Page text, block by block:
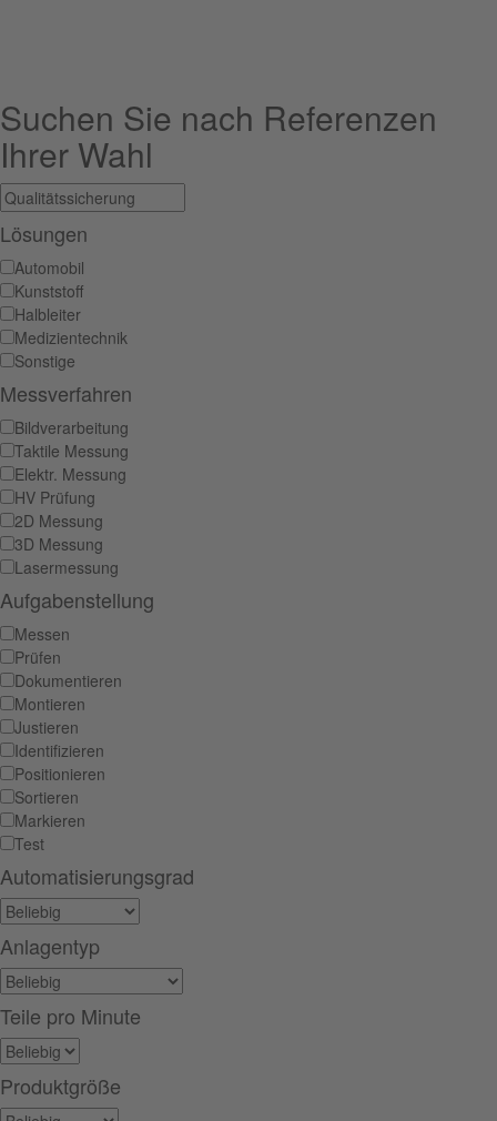
Suchen Sie nach Referenzen
Ihrer Wahl
Lösungen
Automobil
Kunststoff
Halbleiter
Medizientechnik
Sonstige
Messverfahren
Bildverarbeitung
Taktile Messung
Elektr. Messung
HV Prüfung
2D Messung
3D Messung
Lasermessung
Aufgabenstellung
Messen
Prüfen
Dokumentieren
Montieren
Justieren
Identifizieren
Positionieren
Sortieren
Markieren
Test
Automatisierungsgrad
Anlagentyp
Teile pro Minute
Produktgröße